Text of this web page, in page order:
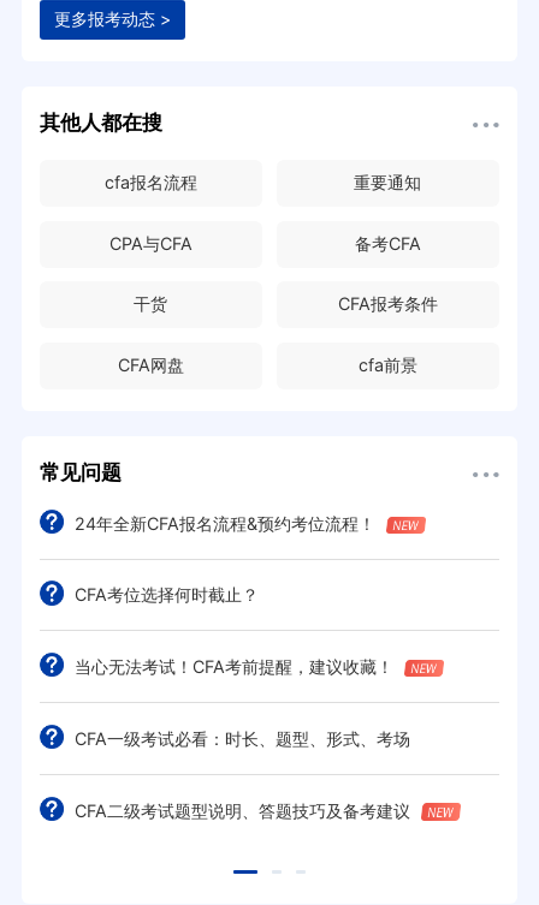
更多报考动态 >
其他人都在搜
cfa报名流程 重要通知
CPA与CFA 备考CFA
干货 CFA报考条件
CFA网盘 cfa前景
常见问题
24年全新CFA报名流程&预约考位流程！
CFA考位选择何时截止？
当心无法考试！CFA考前提醒，建议收藏！
CFA一级考试必看：时长、题型、形式、考场
CFA二级考试题型说明、答题技巧及备考建议